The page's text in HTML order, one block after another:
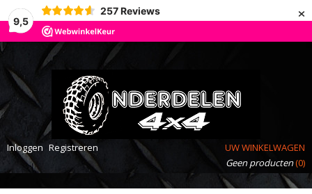
9,5
257 Reviews ×
Inloggen Registreren
UW WINKELWAGEN
Geen producten(0)